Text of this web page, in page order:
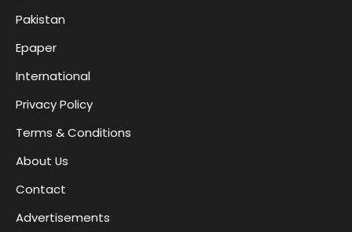
Pakistan
Epaper
International
Privacy Policy
Terms & Conditions
About Us
Contact
Advertisements